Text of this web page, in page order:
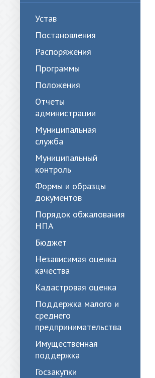
Устав
Постановления
Распоряжения
Программы
Положения
Отчеты
администрации
Муниципальная
служба
Муниципальный
контроль
Формы и образцы
документов
Порядок обжалования
НПА
Бюджет
Независимая оценка
качества
Кадастровая оценка
Поддержка малого и
среднего
предпринимательства
Имущественная
поддержка
Госзакупки